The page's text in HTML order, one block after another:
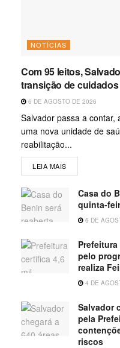
NOTÍCIAS
Com 95 leitos,
transição de cuidados
6 DE AGOSTO DE 2026
Salvador passa a contar,
uma nova unidade de
reabilitação...
LEIA MAIS
Casa do
quinta-
6 DE
pelo
realiza
4 DE
Salvador
pela
riscos